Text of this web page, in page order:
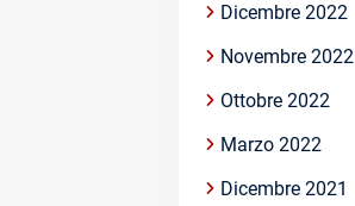
Dicembre 2022
Novembre 2022
Ottobre 2022
Marzo 2022
Dicembre 2021